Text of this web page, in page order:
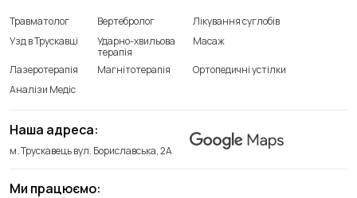
Ми працюємо:
Наша адреса:
м. Трускавець вул. Бориславська, 2А
Травматолог Вертебролог
Лікування суглобів
Узд в Трускавці
Ударно-хвильова
терапія
Масаж
Лазеротерапія Магнітотерапія
Ортопедичні устілки
Аналізи Медіс